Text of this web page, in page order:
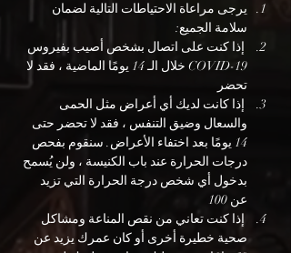
يرجى مراعاة الاحتياطات التالية لضمان
سلامة الجميع:
إذا كنت على اتصال بشخص أصيب بفيروس
COVID-19 خلال الـ 14 يومًا الماضية ، فقد لا
تحضر
إذا كانت لديك أي أعراض مثل الحمى
والسعال وضيق التنفس ، فقد لا تحضر حتى
14 يومًا بعد اختفاء الأعراض. سنقوم بفحص
درجات الحرارة عند باب الكنيسة ، ولن يُسمح
بدخول أي شخص درجة الحرارة التي تزيد
عن 100
إذا كنت تعاني من نقص المناعة ومشاكل
صحية خطيرة أخرى أو كان عمرك يزيد عن